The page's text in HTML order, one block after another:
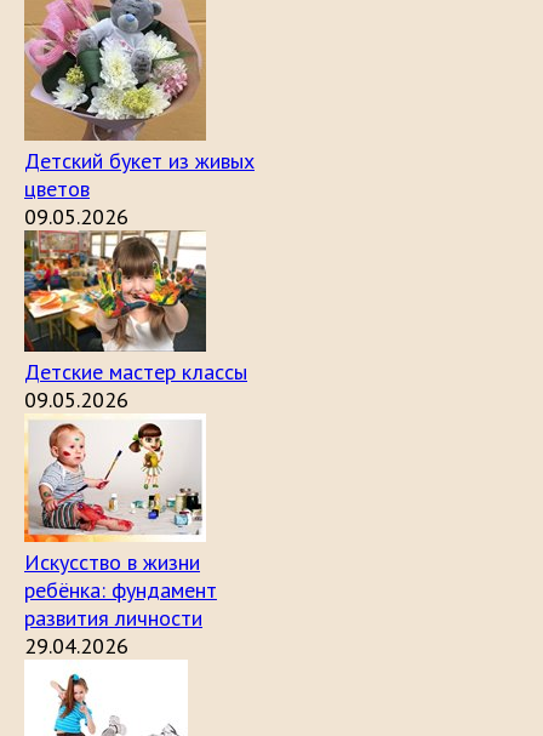
Детский букет из живых
цветов
09.05.2026
Детские мастер классы
09.05.2026
Искусство в жизни
ребёнка: фундамент
развития личности
29.04.2026